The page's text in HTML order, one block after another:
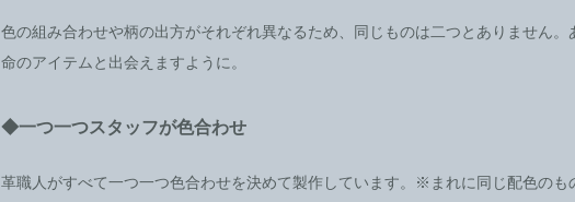
色の組み合わせや柄の出方がそれぞれ異なるため、同じものは二つとありません。
命のアイテムと出会えますように。
◆一つ一つスタッフが色合わせ
革職人がすべて一つ一つ色合わせを決めて製作しています。※まれに同じ配色のも